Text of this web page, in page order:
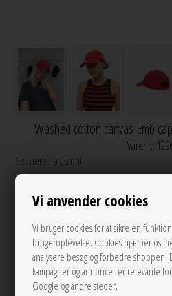
Vi anvender cookies
Vi bruger cookies for at sikre en
brugeroplevelse. Cookies hjælper os
analysere besøg og forbedre shoppen.
kampagner og annoncer er relevante
Google og andre steder.
Washed cotton canvas Emb
Varenr.:
Se mere fra Ganni
650,00
Andre varianter